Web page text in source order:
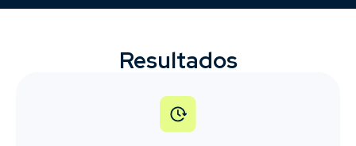
Resultados